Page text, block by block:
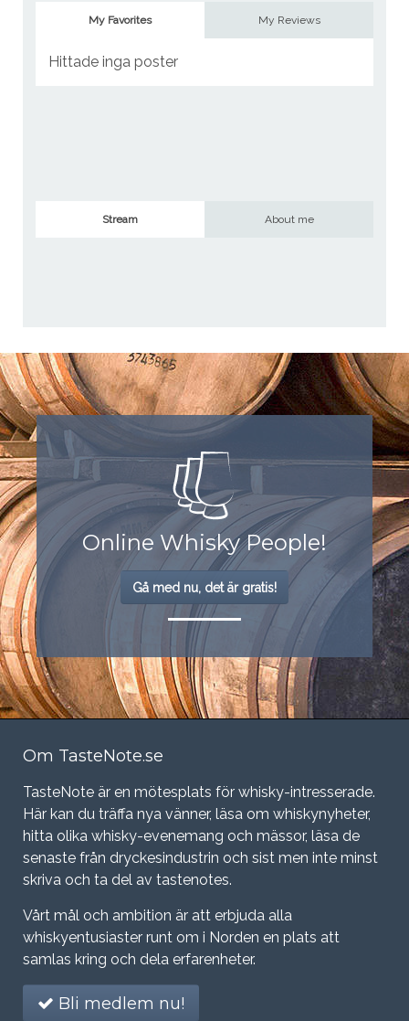
My Favorites My Reviews
Hittade inga poster
Stream About me
Online Whisky People!
Gå med nu, det är gratis!
Om TasteNote.se
TasteNote är en mötesplats för whisky-intresserade.
Här kan du träffa nya vänner, läsa om whiskynyheter,
hitta olika whisky-evenemang och mässor, läsa de
senaste från dryckesindustrin och sist men inte minst
skriva och ta del av tastenotes.
Vårt mål och ambition är att erbjuda alla
whiskyentusiaster runt om i Norden en plats att
samlas kring och dela erfarenheter.
Bli medlem nu!